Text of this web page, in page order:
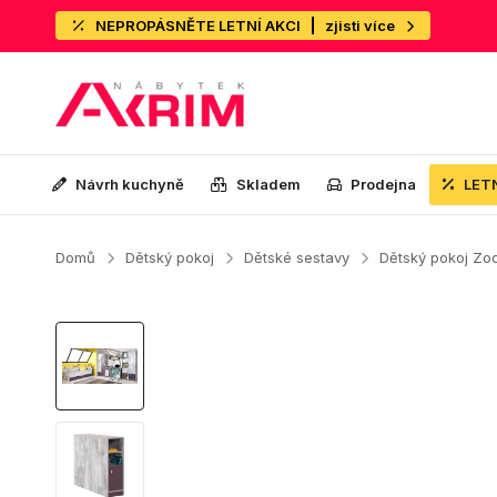
NEPROPÁSNĚTE LETNÍ AKCI zjisti více
Návrh kuchyně Skladem Prodejna
Domů Dětský pokoj Dětské sestavy Dětský pokoj